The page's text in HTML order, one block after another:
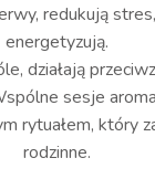
redukują
energetyzują.
działają
sesje
rytuałem, który
rodzinne.